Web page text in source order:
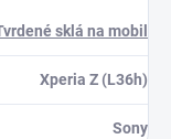
sklá na mobil
Xperia Z (L36h)
Sony